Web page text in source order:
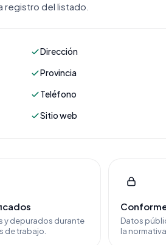
registro del listado.
Dirección
Provincia
Teléfono
Sitio web
y depurados durante
de trabajo.
Datos
la